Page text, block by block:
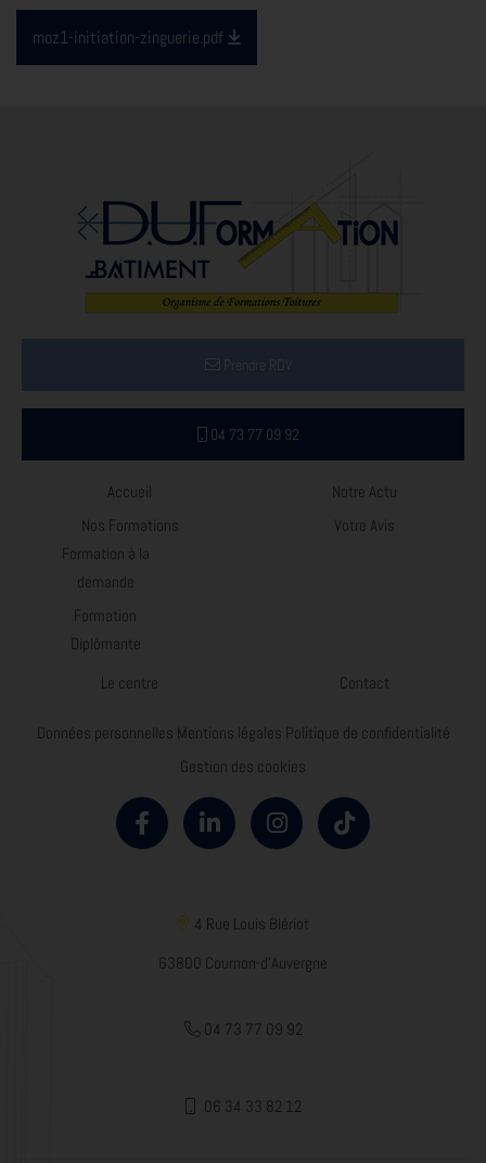
moz1-initiation-zinguerie.pdf
Prendre RDV
04 73 77 09 92
Accueil
Nos Formations
Formation à la
demande
Formation
Diplômante
Le centre
Notre Actu
Votre Avis
Contact
Données personnelles Mentions légales Politique de confidentialité
Gestion des cookies
4 Rue Louis Blériot
63800 Cournon-d'Auvergne
04 73 77 09 92
06 34 33 82 12